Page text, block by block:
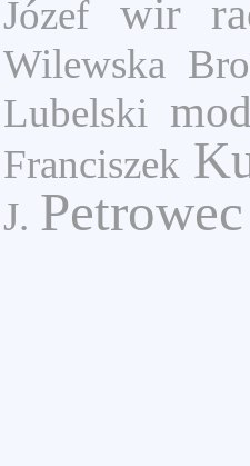
Józef
wir
Wilewska
Lubelski
Franciszek
J.